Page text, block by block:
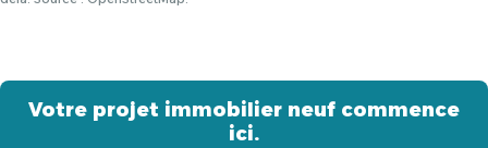
Votre projet immobilier neuf commence
ici.